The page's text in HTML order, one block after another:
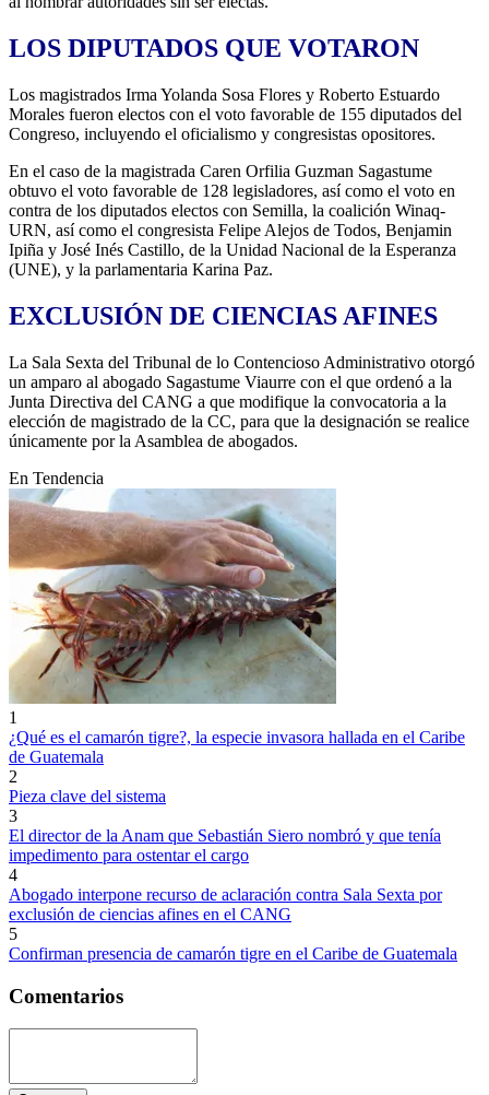
LOS DIPUTADOS QUE VOTARON
Los magistrados Irma Yolanda Sosa Flores y Roberto Estuardo
Morales fueron electos con el voto favorable de 155 diputados del
Congreso, incluyendo el oficialismo y congresistas opositores.
En el caso de la magistrada Caren Orfilia Guzman Sagastume
obtuvo el voto favorable de 128 legisladores, así como el voto en
contra de los diputados electos con Semilla, la coalición Winaq-
URN, así como el congresista Felipe Alejos de Todos, Benjamin
Ipiña y José Inés Castillo, de la Unidad Nacional de la Esperanza
(UNE), y la parlamentaria Karina Paz.
EXCLUSIÓN DE CIENCIAS AFINES
La Sala Sexta del Tribunal de lo Contencioso Administrativo otorgó
un amparo al abogado Sagastume Viaurre con el que ordenó a la
Junta Directiva del CANG a que modifique la convocatoria a la
elección de magistrado de la CC, para que la designación se realice
únicamente por la Asamblea de abogados.
En Tendencia
1
¿Qué es el camarón tigre?, la especie invasora hallada en el Caribe
de Guatemala
2
Pieza clave del sistema
3
El director de la Anam que Sebastián Siero nombró y que tenía
impedimento para ostentar el cargo
4
Abogado interpone recurso de aclaración contra Sala Sexta por
exclusión de ciencias afines en el CANG
5
Confirman presencia de camarón tigre en el Caribe de Guatemala
Comentarios